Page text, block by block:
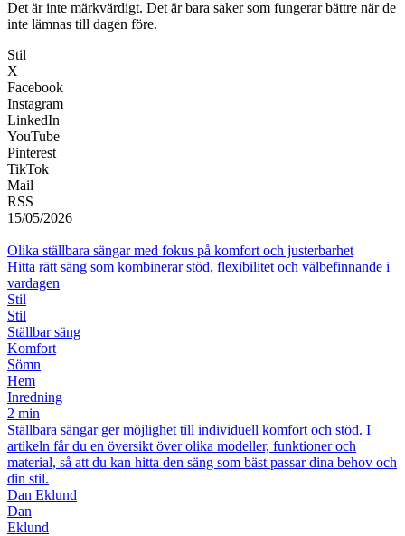
Det är inte märkvärdigt. Det är bara saker som fungerar bättre när de
inte lämnas till dagen före.
Stil
X
Facebook
Instagram
LinkedIn
YouTube
Pinterest
TikTok
Mail
RSS
15/05/2026
Olika ställbara sängar med fokus på komfort och justerbarhet
Hitta rätt säng som kombinerar stöd, flexibilitet och välbefinnande i
vardagen
Stil
Stil
Ställbar säng
Komfort
Sömn
Hem
Inredning
2 min
Ställbara sängar ger möjlighet till individuell komfort och stöd. I
artikeln får du en översikt över olika modeller, funktioner och
material, så att du kan hitta den säng som bäst passar dina behov och
din stil.
Dan Eklund
Dan
Eklund